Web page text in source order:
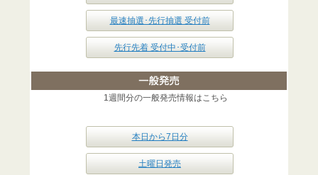
最速抽選･先行抽選 受付前
先行先着 受付中･受付前
1週間分の一般発売情報はこちら
本日から7日分
土曜日発売